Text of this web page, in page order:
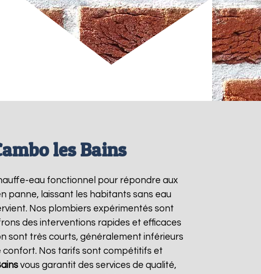
les Bains
eau fonctionnel pour répondre aux
panne, laissant les habitants sans eau
Nos plombiers expérimentés sont
des interventions rapides et efficaces
sont très courts, généralement inférieurs
confort. Nos tarifs sont compétitifs et
vous garantit des services de qualité,